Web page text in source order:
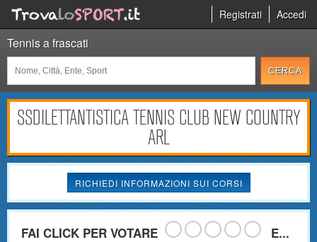
Registrati Accedi
Tennis a frascati
SSDILETTANTISTICA TENNIS CLUB NEW COUNTRY
ARL
RICHIEDI INFORMAZIONI SUI CORSI
FAI CLICK PER VOTARE E...